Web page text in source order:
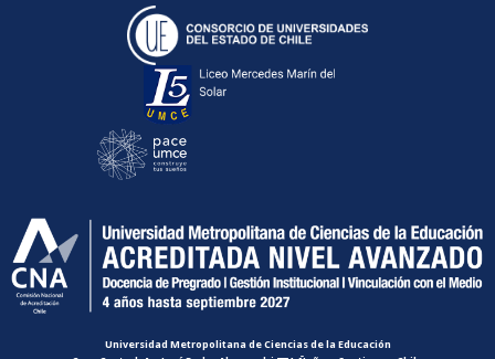
Universidad Metropolitana de Ciencias de la Educación